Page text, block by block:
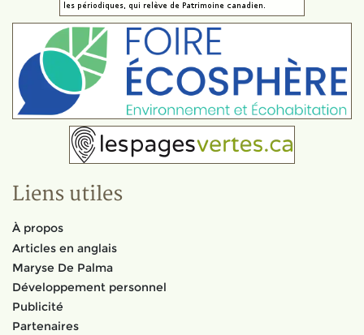
Liens utiles
À propos
Articles en anglais
Maryse De Palma
Développement personnel
Publicité
Partenaires